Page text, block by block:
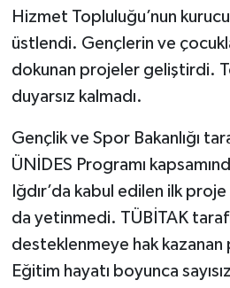
Hizmet Topluluğu’nun kurucu
üstlendi. Gençlerin ve
dokunan projeler geliştirdi.
duyarsız kalmadı.
Gençlik ve Spor Bakanlığı
ÜNİDES Programı
Iğdır’da kabul edilen ilk
da yetinmedi. TÜBİTAK
desteklenmeye hak kazanan
Eğitim hayatı boyunca